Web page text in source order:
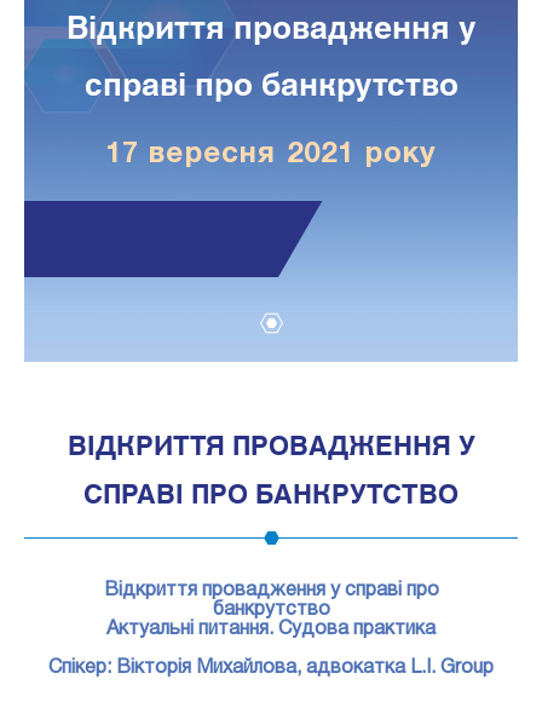
Відкриття провадження у
справі про банкрутство
17 вересня 2021 року
ВІДКРИТТЯ ПРОВАДЖЕННЯ У
СПРАВІ ПРО БАНКРУТСТВО
Відкриття провадження у справі про
банкрутство
Актуальні питання. Судова практика
Спікер: Вікторія Михайлова, адвокатка L.I. Group